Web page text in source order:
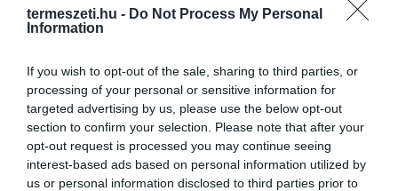
termeszeti.hu - Do Not Process My Personal
Information
If you wish to opt-out of the sale, sharing to third parties, or
processing of your personal or sensitive information for
targeted advertising by us, please use the below opt-out
section to confirm your selection. Please note that after your
opt-out request is processed you may continue seeing
interest-based ads based on personal information utilized by
us or personal information disclosed to third parties prior to
A TUDÓSOK 262 ÚJ FAJT
NEVEZTEK MEG, ÉS A FÖLD
MEGINT FINOMAN JELEZTE:
KORAI MÉG MINDENTUDÓNAK
HINNI MAGUNKAT
ÖTVEN ÉVIG ROSSZ NÉVEN
LAPULT EGY KARDFOGÚ
MACSKA LELETE – AZTÁN
VALAKI VÉGRE RÁNÉZETT
RENDESEN